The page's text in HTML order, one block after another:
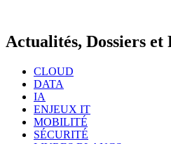
Actualités, Dossiers et
CLOUD
DATA
IA
ENJEUX IT
MOBILITÉ
SÉCURITÉ